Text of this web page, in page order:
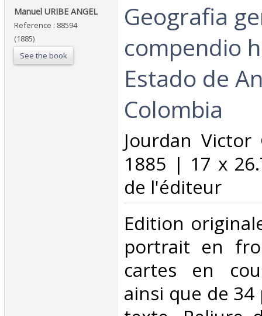
‎Manuel URIBE ANGEL‎
Reference : 88594
(1885)
See the book
‎Geografia
compendio
Estado de
Colombia‎
‎Jourdan
1885 | 17 x
de l'éditeur‎
‎Edition
portrait en
cartes en
ainsi que de